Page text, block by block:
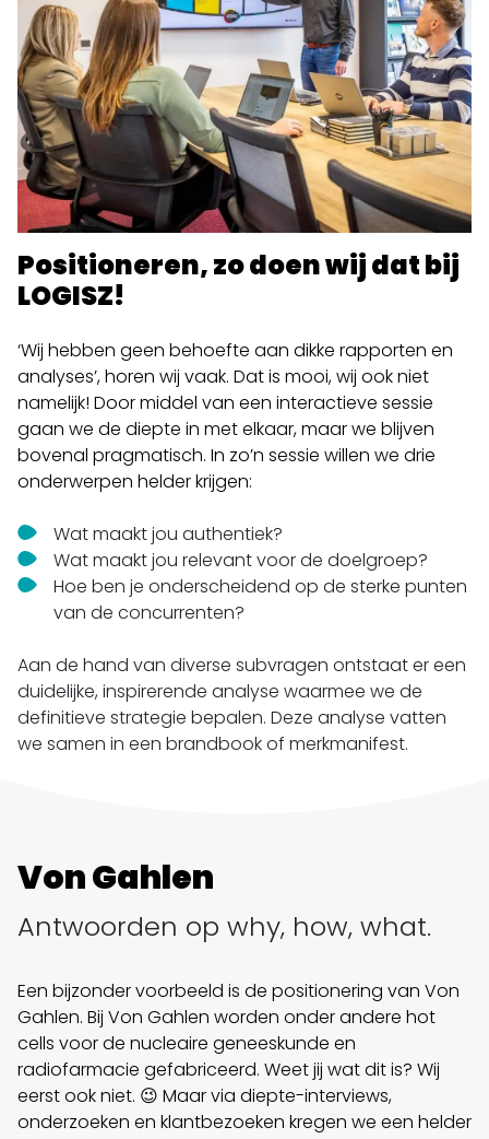
Positioneren, zo doen wij dat bij
LOGISZ!
‘Wij hebben geen behoefte aan dikke rapporten en
analyses’, horen wij vaak. Dat is mooi, wij ook niet
namelijk! Door middel van een interactieve sessie
gaan we de diepte in met elkaar, maar we blijven
bovenal pragmatisch. In zo’n sessie willen we drie
onderwerpen helder krijgen:
Wat maakt jou authentiek?
Wat maakt jou relevant voor de doelgroep?
Hoe ben je onderscheidend op de sterke punten
van de concurrenten?
Aan de hand van diverse subvragen ontstaat er een
duidelijke, inspirerende analyse waarmee we de
definitieve strategie bepalen. Deze analyse vatten
we samen in een brandbook of merkmanifest.
Von Gahlen
Antwoorden op why, how, what.
Een bijzonder voorbeeld is de positionering van Von
Gahlen. Bij Von Gahlen worden onder andere hot
cells voor de nucleaire geneeskunde en
radiofarmacie gefabriceerd. Weet jij wat dit is? Wij
eerst ook niet. 😉 Maar via diepte-interviews,
onderzoeken en klantbezoeken kregen we een helder